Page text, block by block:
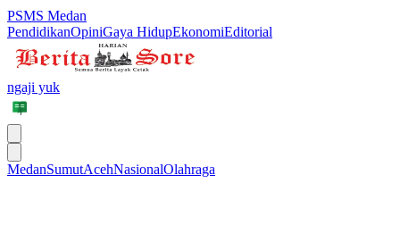
PSMS Medan
PendidikanOpiniGaya HidupEkonomiEditorial
ngaji yuk
MedanSumutAcehNasionalOlahraga